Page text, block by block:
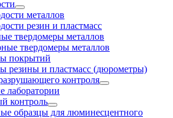
металлов
резин и пластмасс
твердомеры металлов
твердомеры металлов
покрытий
резины и пластмасс (дюрометры)
контроля
лаборатории
контроль
образцы для люминесцентного